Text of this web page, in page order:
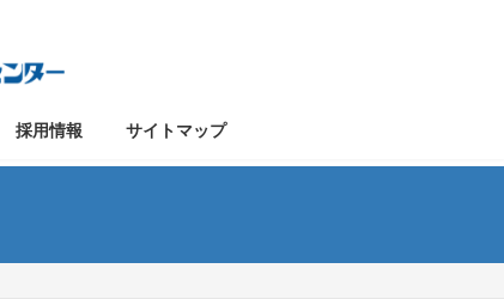
採用情報 サイトマップ